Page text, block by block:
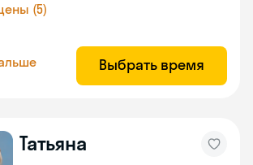
(5)
Выбрать время
Татьяна